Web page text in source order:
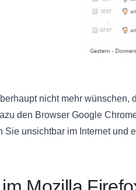
nicht mehr
den Browser Google
Sie unsichtbar im Internet und